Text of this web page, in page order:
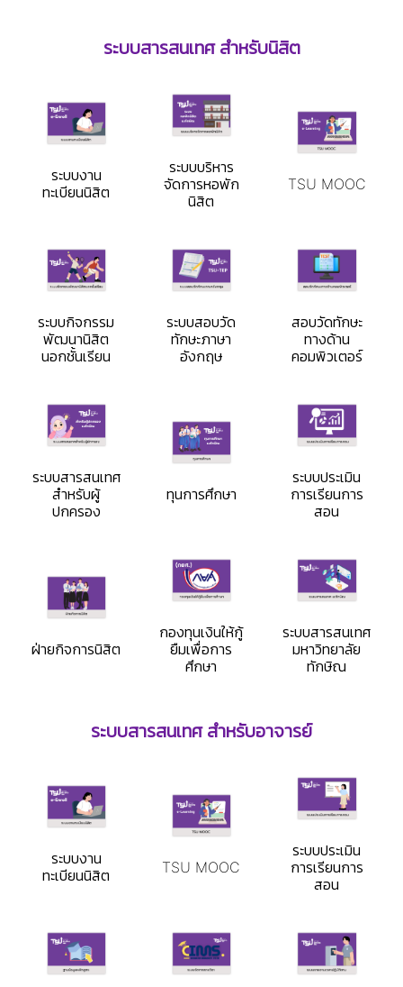
ระบบสารสนเทศ สำหรับนิสิต
ระบบงาน
ทะเบียนนิสิต
ระบบบริหาร
จัดการหอพัก
นิสิต
TSU MOOC
ระบบกิจกรรม
พัฒนานิสิต
นอกชั้นเรียน
ระบบสอบวัด
ทักษะภาษา
อังกฤษ
สอบวัดทักษะ
ทางด้าน
คอมพิวเตอร์
ระบบสารสนเทศ
สำหรับผู้
ปกครอง
ทุนการศึกษา
ระบบประเมิน
การเรียนการ
สอน
ฝ่ายกิจการนิสิต
กองทุนเงินให้กู้
ยืมเพื่อการ
ศึกษา
ระบบสารสนเทศ
มหาวิทยาลัย
ทักษิณ
ระบบสารสนเทศ สำหรับอาจารย์
ระบบงาน
ทะเบียนนิสิต
TSU MOOC
ระบบประเมิน
การเรียนการ
สอน